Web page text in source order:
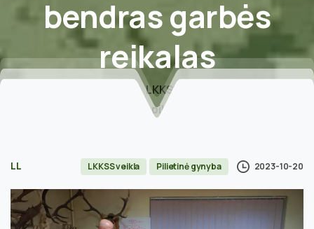
bendrasgarbės
reikalas
LKKSS veikla
Visuotinis ginkluotas pilietinis pasipriešinimas –
LL LKKSS veikla Pilietinė gynyba 2023-10-20